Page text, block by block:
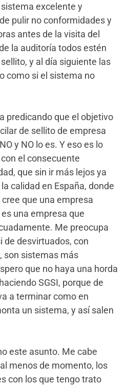
excelente y
pulir no conformidades y
antes de la visita del
la auditoría todos estén
y al día siguiente las
como si el sistema no
predicando que el objetivo
de sellito de empresa
y NO lo es. Y eso es lo
el consecuente
que sin ir más lejos ya
calidad en España, donde
que una empresa
una empresa que
Me preocupa
de desvirtuados, con
son sistemas más
que no haya una horda
SGSI, porque de
a terminar como en
un sistema, y así salen
este asunto. Me cabe
menos de momento, los
con los que tengo trato